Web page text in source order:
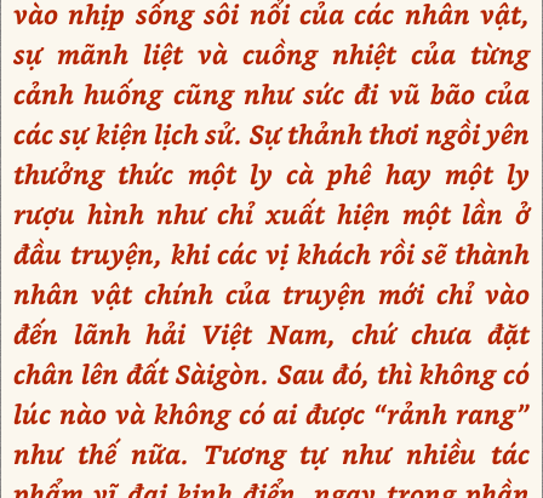
vào nhịp sống sôi nổi của các nhân vật,
sự mãnh liệt và cuồng nhiệt của từng
cảnh huống cũng như sức đi vũ bão của
các sự kiện lịch sử. Sự thảnh thơi ngồi yên
thưởng thức một ly cà phê hay một ly
rượu hình như chỉ xuất hiện một lần ở
đầu truyện, khi các vị khách rồi sẽ thành
nhân vật chính của truyện mới chỉ vào
đến lãnh hải Việt Nam, chứ chưa đặt
chân lên đất Sàigòn. Sau đó, thì không có
lúc nào và không có ai được “rảnh rang”
như thế nữa. Tương tự như nhiều tác